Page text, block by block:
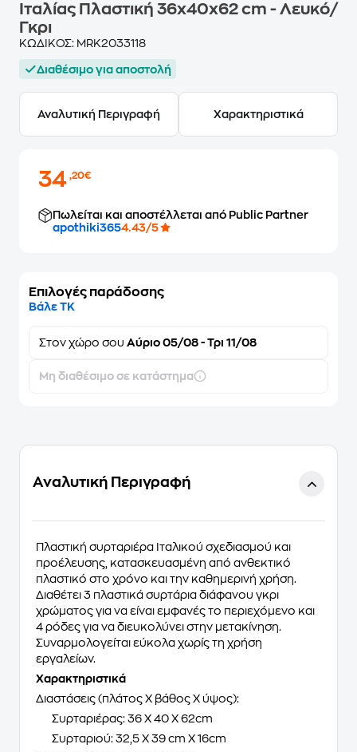
Ιταλίας Πλαστική 36x40x62 cm - Λευκό/
Γκρι
ΚΩΔΙΚΟΣ: MRK2033118
Διαθέσιμο για αποστολή
Αναλυτική Περιγραφή Χαρακτηριστικά
34,20€
Πωλείται και αποστέλλεται από Public Partner
apothiki3654.43/5
Επιλογές παράδοσης
Βάλε ΤΚ
Στον χώρο σου Αύριο 05/08 - Τρι 11/08
Μη διαθέσιμο σε κατάστημα
Αναλυτική Περιγραφή
Πλαστική συρταριέρα Ιταλικού σχεδιασμού και
προέλευσης, κατασκευασμένη από ανθεκτικό
πλαστικό στο χρόνο και την καθημερινή χρήση.
Διαθέτει 3 πλαστικά συρτάρια διάφανου γκρι
χρώματος για να είναι εμφανές το περιεχόμενο και
4 ρόδες για να διευκολύνει στην μετακίνηση.
Συναρμολογείται εύκολα χωρίς τη χρήση
εργαλείων.
Χαρακτηριστικά
Διαστάσεις (πλάτος Χ βάθος Χ ύψος):
Συρταριέρας: 36 Χ 40 Χ 62cm
Συρταριού: 32,5 Χ 39 cm Χ 16cm